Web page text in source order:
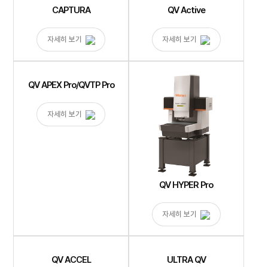
CAPTURA
자세히 보기
QV Active
자세히 보기
QV APEX Pro/QVTP Pro
자세히 보기
QV HYPER Pro
자세히 보기
QV ACCEL ULTRA QV